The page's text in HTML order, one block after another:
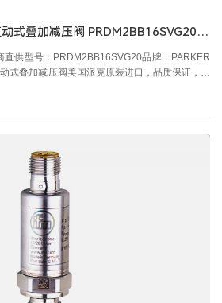
派克汉尼汾 PARKER 直动式叠加减压阀 PRDM2BB16SVG20 —— 精准降压，稳如磐石
直供型号：PRDM2BB16SVG20品牌：PARKER
式叠加减压阀美国派克原装进口，品质保证，货
压阀（Pressur